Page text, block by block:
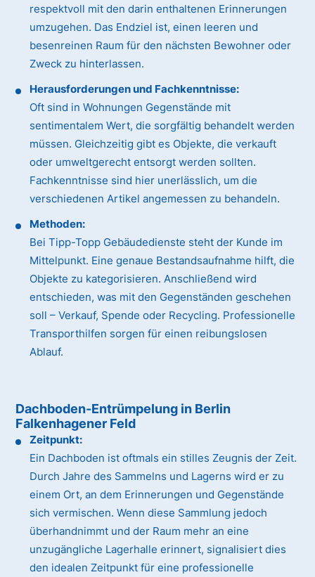
respektvoll mit den darin enthaltenen Erinnerungen
umzugehen. Das Endziel ist, einen leeren und
besenreinen Raum für den nächsten Bewohner oder
Zweck zu hinterlassen.
Herausforderungen und Fachkenntnisse:
Oft sind in Wohnungen Gegenstände mit
sentimentalem Wert, die sorgfältig behandelt werden
müssen. Gleichzeitig gibt es Objekte, die verkauft
oder umweltgerecht entsorgt werden sollten.
Fachkenntnisse sind hier unerlässlich, um die
verschiedenen Artikel angemessen zu behandeln.
Methoden:
Bei Tipp-Topp Gebäudedienste steht der Kunde im
Mittelpunkt. Eine genaue Bestandsaufnahme hilft, die
Objekte zu kategorisieren. Anschließend wird
entschieden, was mit den Gegenständen geschehen
soll – Verkauf, Spende oder Recycling. Professionelle
Transporthilfen sorgen für einen reibungslosen
Ablauf.
Dachboden-Entrümpelung in Berlin
Falkenhagener Feld
Zeitpunkt:
Ein Dachboden ist oftmals ein stilles Zeugnis der Zeit.
Durch Jahre des Sammelns und Lagerns wird er zu
einem Ort, an dem Erinnerungen und Gegenstände
sich vermischen. Wenn diese Sammlung jedoch
überhandnimmt und der Raum mehr an eine
unzugängliche Lagerhalle erinnert, signalisiert dies
den idealen Zeitpunkt für eine professionelle